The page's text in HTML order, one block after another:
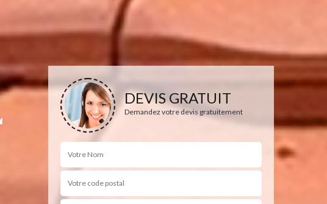
DEVIS GRATUIT
Demandez votre devis gratuitement